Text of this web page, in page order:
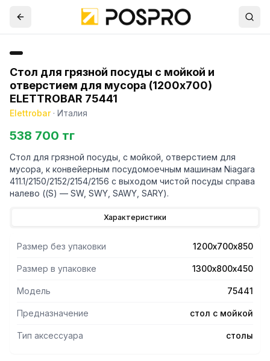
Стол для грязной посуды с мойкой и
отверстием для мусора (1200x700)
ELETTROBAR 75441
Elettrobar· Италия
538 700 тг
Стол для грязной посуды, с мойкой, отверстием для
мусора, к конвейерным посудомоечным машинам Niagara
411.1/2150/2152/2154/2156 с выходом чистой посуды справа
налево ((S) — SW, SWY, SAWY, SARY).
Характеристики
Размер без упаковки 1200х700х850
Размер в упаковке 1300х800х450
Модель 75441
Предназначение стол с мойкой
Тип аксессуара столы